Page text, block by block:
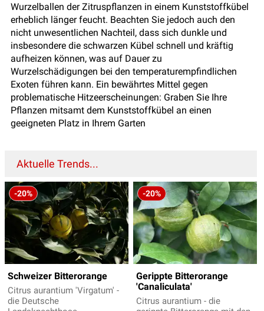
Wurzelballen der Zitruspflanzen in einem Kunststoffkübel
erheblich länger feucht. Beachten Sie jedoch auch den
nicht unwesentlichen Nachteil, dass sich dunkle und
insbesondere die schwarzen Kübel schnell und kräftig
aufheizen können, was auf Dauer zu
Wurzelschädigungen bei den temperaturempfindlichen
Exoten führen kann. Ein bewährtes Mittel gegen
problematische Hitzeerscheinungen: Graben Sie Ihre
Pflanzen mitsamt dem Kunststoffkübel an einen
geeigneten Platz in Ihrem Garten
Aktuelle Trends...
-20%
Schweizer Bitterorange
Citrus aurantium 'Virgatum' -
die Deutsche
-20%
Gerippte Bitterorange
'Canaliculata'
Citrus aurantium - die